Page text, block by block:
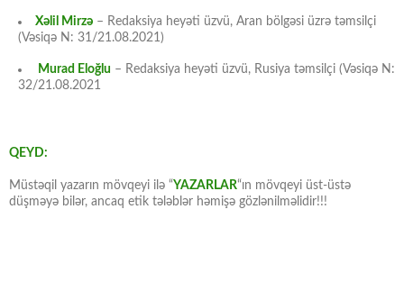
Xəlil Mirzə – Redaksiya heyəti üzvü, Aran bölgəsi üzrə təmsilçi
(Vəsiqə N: 31/21.08.2021)
Murad Eloğlu – Redaksiya heyəti üzvü, Rusiya təmsilçi (Vəsiqə N:
32/21.08.2021
QEYD:
Müstəqil yazarın mövqeyi ilə “YAZARLAR“ın mövqeyi üst-üstə
düşməyə bilər, ancaq etik tələblər həmişə gözlənilməlidir!!!